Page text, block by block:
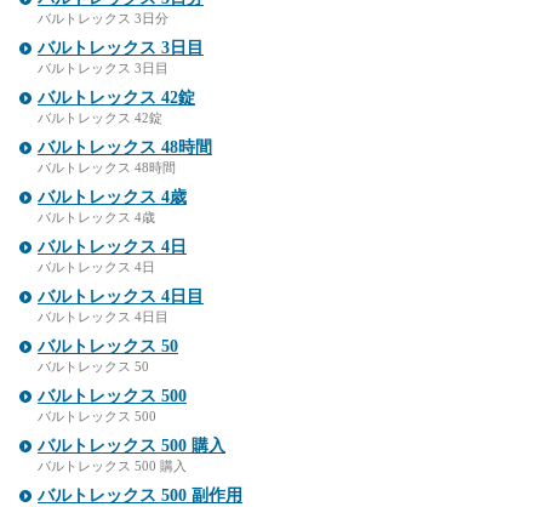
バルトレックス 3日分
バルトレックス 3日目
バルトレックス 3日目
バルトレックス 42錠
バルトレックス 42錠
バルトレックス 48時間
バルトレックス 48時間
バルトレックス 4歳
バルトレックス 4歳
バルトレックス 4日
バルトレックス 4日
バルトレックス 4日目
バルトレックス 4日目
バルトレックス 50
バルトレックス 50
バルトレックス 500
バルトレックス 500
バルトレックス 500 購入
バルトレックス 500 購入
バルトレックス 500 副作用